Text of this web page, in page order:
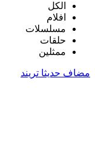
الكل
افلام
مسلسلات
حلقات
ممثلين
مضاف حديثا تريند